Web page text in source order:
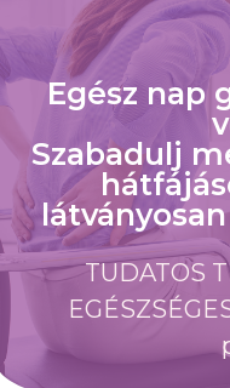
Egész nap
Szabadulj
TUDATOS